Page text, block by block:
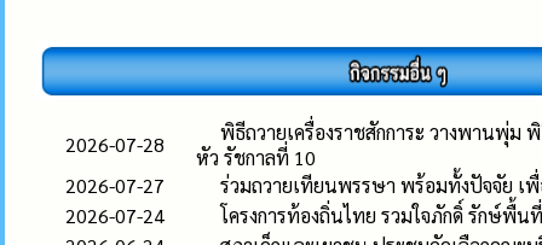
2026-07-28
พิธีถวายเครื่องราชสักการะ วางพานพุ่ม
หัว รัชกาลที่ 10
2026-07-27
ร่วมถวายเทียนพรรษา พร้อมทั้งปัจจัย เ
2026-07-24
โครงการท้องถิ่นไทย รวมใจภักดิ์ รักษ์พื้น